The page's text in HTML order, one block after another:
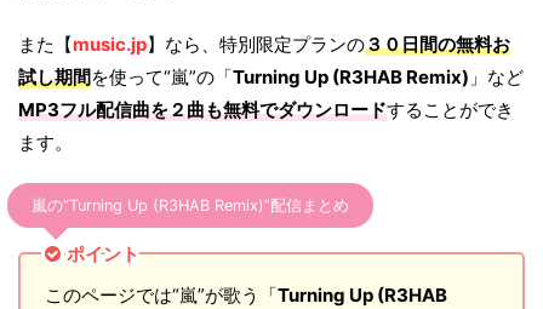
また【music.jp】なら、特別限定プランの３０日間の無料お
試し期間を使って“嵐”の「Turning Up (R3HAB Remix) 」など
MP3フル配信曲を２曲も無料でダウンロードすることができ
ます。
嵐の“Turning Up (R3HAB Remix)”配信まとめ
ポイント
このページでは“嵐”が歌う「Turning Up (R3HAB